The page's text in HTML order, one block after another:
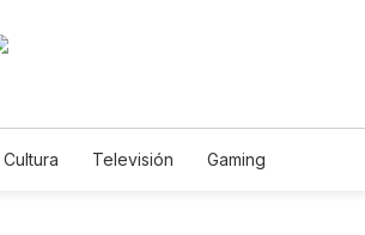
Cultura Televisión Gaming